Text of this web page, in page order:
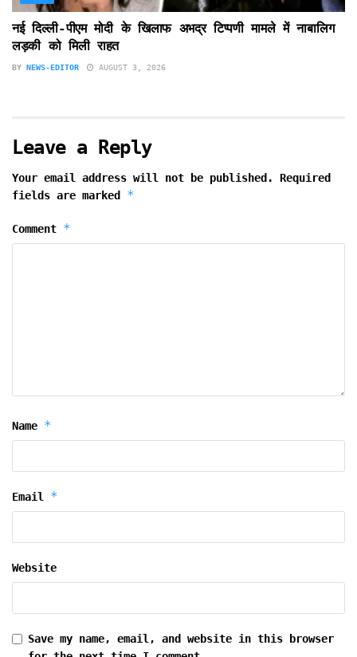
नई दिल्ली-पीएम मोदी के खिलाफ अभद्र टिप्पणी मामले में नाबालिग
लड़की को मिली राहत
BY NEWS-EDITOR AUGUST 3, 2026
Leave a Reply
Your email address will not be published.
Required
fields are marked *
Comment *
Name *
Email *
Website
Save my name, email, and website in this browser